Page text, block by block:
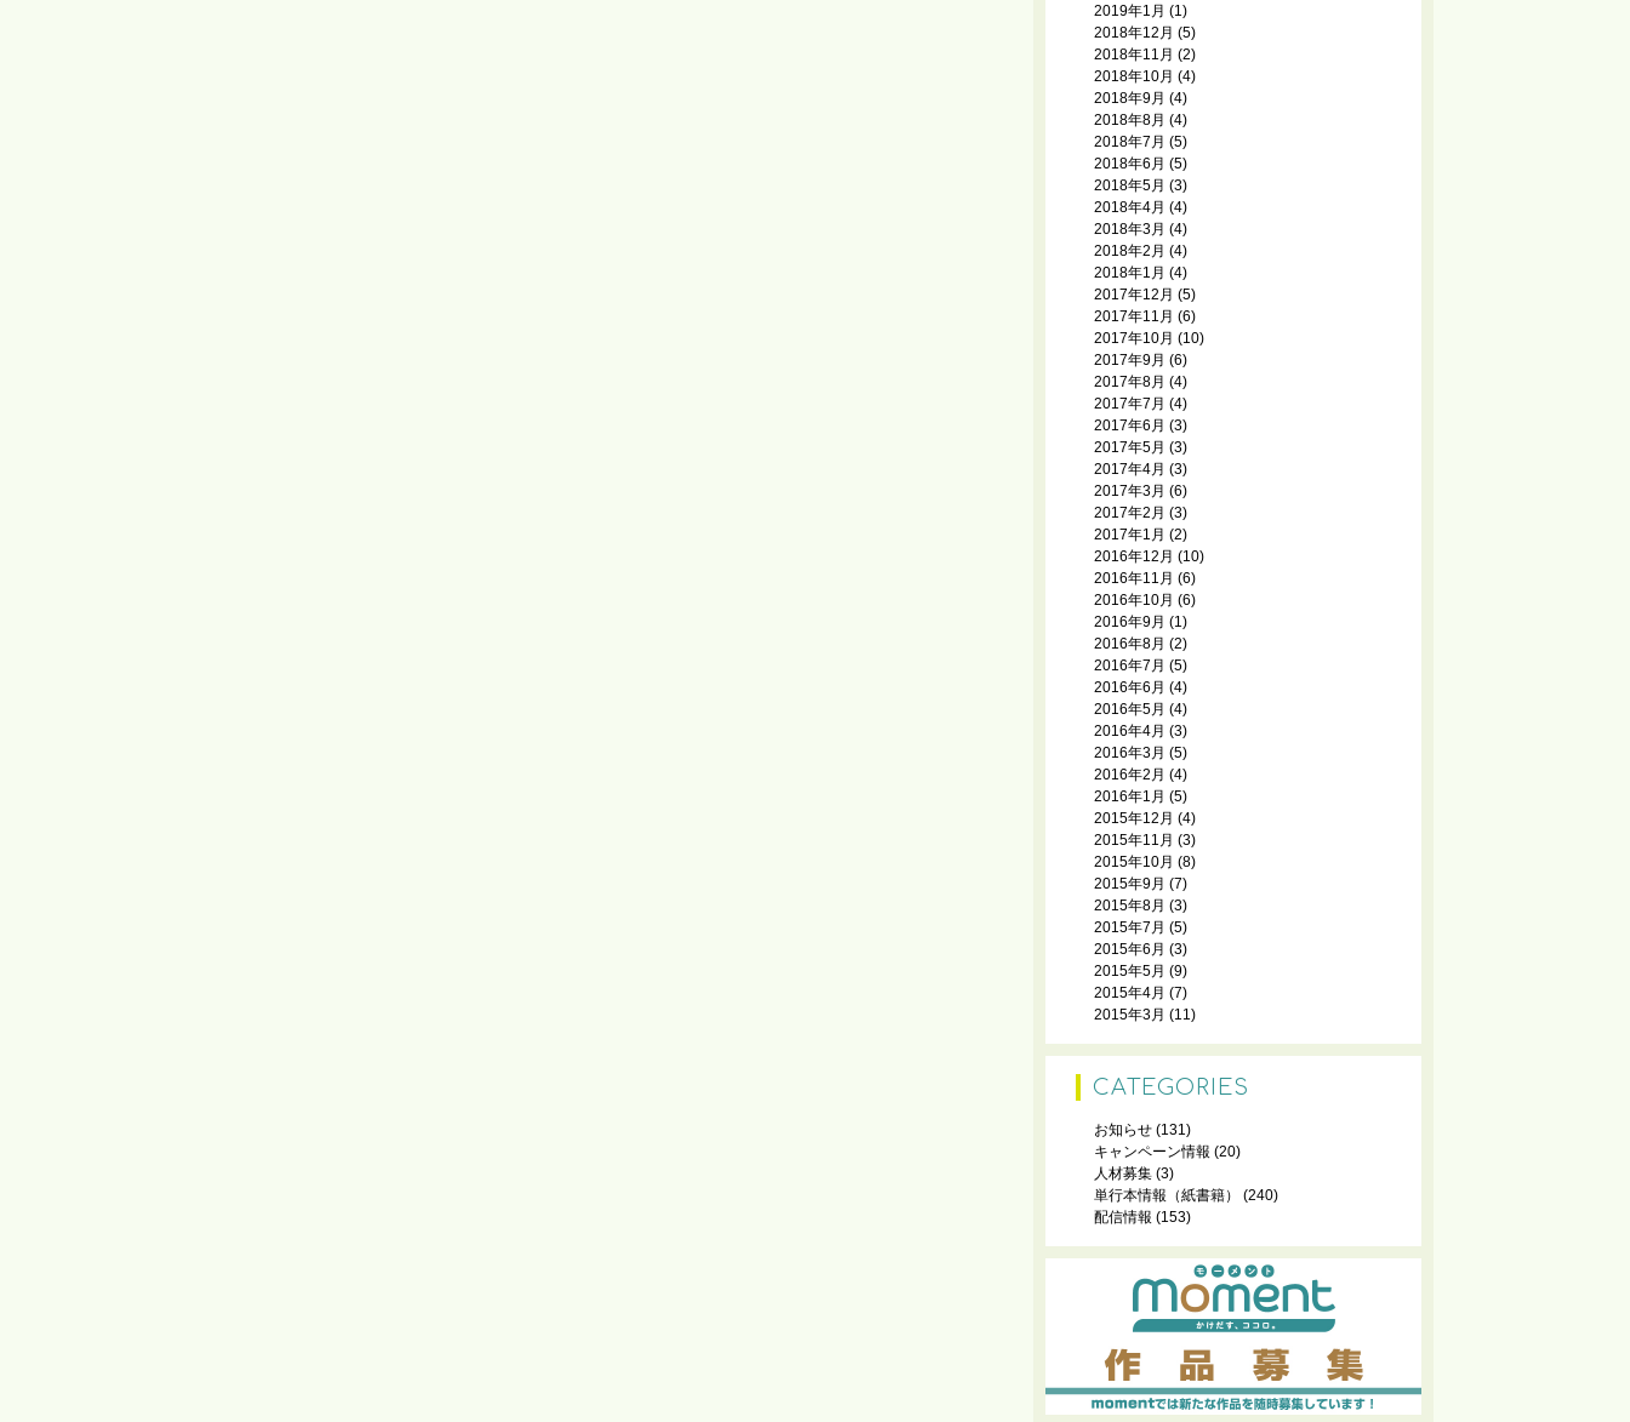
2019年1月 (1)
2018年12月 (5)
2018年11月 (2)
2018年10月 (4)
2018年9月 (4)
2018年8月 (4)
2018年7月 (5)
2018年6月 (5)
2018年5月 (3)
2018年4月 (4)
2018年3月 (4)
2018年2月 (4)
2018年1月 (4)
2017年12月 (5)
2017年11月 (6)
2017年10月 (10)
2017年9月 (6)
2017年8月 (4)
2017年7月 (4)
2017年6月 (3)
2017年5月 (3)
2017年4月 (3)
2017年3月 (6)
2017年2月 (3)
2017年1月 (2)
2016年12月 (10)
2016年11月 (6)
2016年10月 (6)
2016年9月 (1)
2016年8月 (2)
2016年7月 (5)
2016年6月 (4)
2016年5月 (4)
2016年4月 (3)
2016年3月 (5)
2016年2月 (4)
2016年1月 (5)
2015年12月 (4)
2015年11月 (3)
2015年10月 (8)
2015年9月 (7)
2015年8月 (3)
2015年7月 (5)
2015年6月 (3)
2015年5月 (9)
2015年4月 (7)
2015年3月 (11)
CATEGORIES
お知らせ (131)
キャンペーン情報 (20)
人材募集 (3)
単行本情報（紙書籍）
(240)
配信情報 (153)